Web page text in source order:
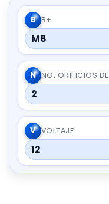
B B+
M8
N NO. ORIFICIOS
2
V VOLTAJE
12